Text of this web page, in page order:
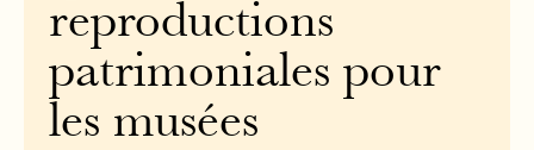
reproductions
patrimoniales pour
les musées